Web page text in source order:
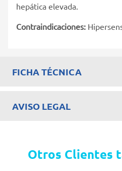
hepática elevada.
Contraindicaciones:
FICHA TÉCNICA
AVISO LEGAL
Otros Clientes